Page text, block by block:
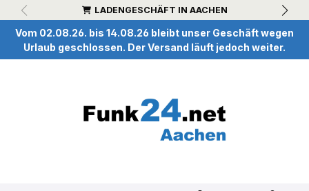
springen LADENGESCHÄFT IN AACHEN
Vom 02.08.26. bis 14.08.26 bleibt unser Geschäft wegen
Urlaub geschlossen. Der Versand läuft jedoch weiter.